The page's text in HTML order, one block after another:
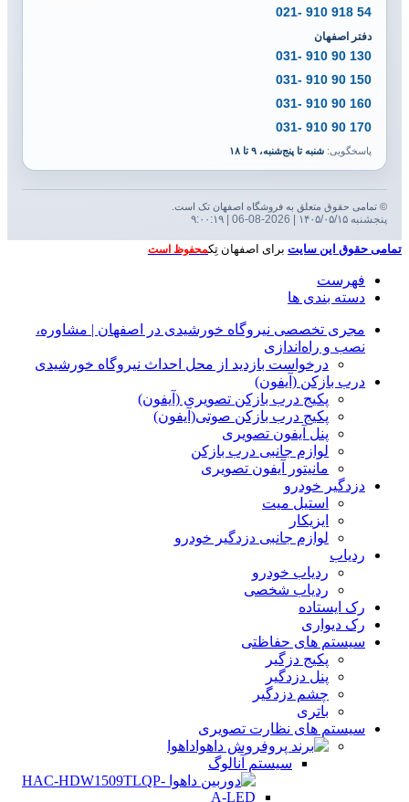
54 918 910 -021
دفتر اصفهان
130 90 910 -031
150 90 910 -031
160 90 910 -031
170 90 910 -031
پاسخگویی: شنبه تا پنج‌شنبه، ۹ تا ۱۸
© تمامی حقوق متعلق به فروشگاه اصفهان تک است.
پنجشنبه ۱۴۰۵/۰۵/۱۵ | 2026-08-06 | ۹:۰۰:۲۰
تمامی حقوق این سایت برای اصفهان تِکمحفوظ است
فهرست
دسته بندی ها
مجری تخصصی نیروگاه خورشیدی در اصفهان | مشاوره،
نصب و راه‌اندازی
درخواست بازدید از محل احداث نیروگاه خورشیدی
درب بازکن (آیفون)
پکیج درب بازکن تصویری (آیفون)
پکیج درب بازکن صوتی(آیفون)
پنل آیفون تصویری
لوازم جانبی درب بازکن
مانیتور آیفون تصویری
دزدگیر خودرو
استیل میت
ایزیکار
لوازم جانبی دزدگیر خودرو
ردیاب
ردیاب خودرو
ردیاب شخصی
رک ایستاده
رک دیواری
سیستم های حفاظتی
پکیج دزگیر
پنل دزدگیر
چشم دزدگیر
باتری
سیستم های نظارت تصویری
داهوا
سیستم آنالوگ